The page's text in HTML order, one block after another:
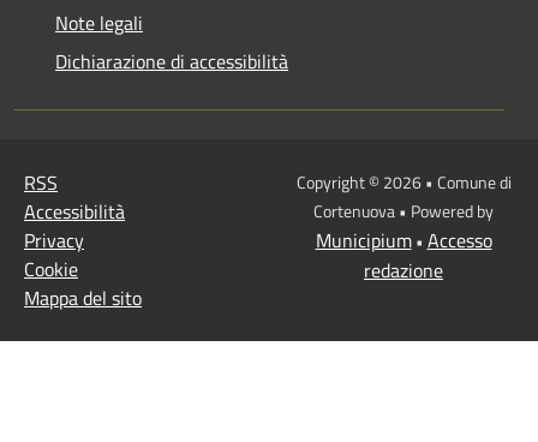
Note legali
Dichiarazione di accessibilità
RSS
Accessibilità
Privacy
Cookie
Mappa del sito
Copyright © 2026 • Comune di
Cortenuova • Powered by
Municipium• Accesso
redazione